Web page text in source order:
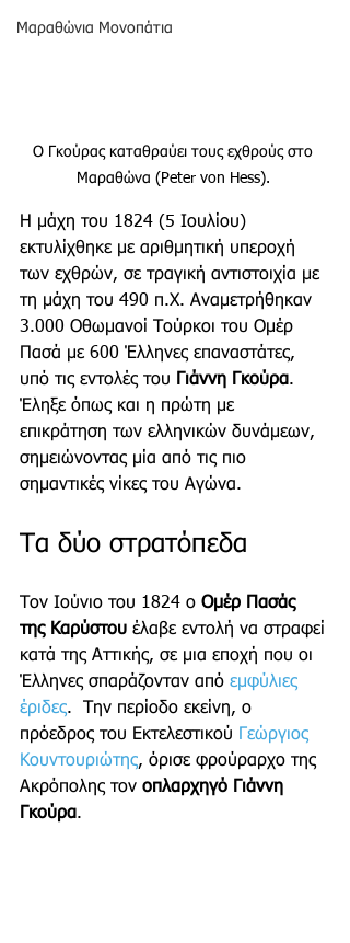
Μαραθώνια Μονοπάτια
Ο Γκούρας καταθραύει τους εχθρούς στο
Μαραθώνα (Peter von Hess).
Η μάχη του 1824 (5 Ιουλίου)
εκτυλίχθηκε με αριθμητική υπεροχή
των εχθρών, σε τραγική αντιστοιχία με
τη μάχη του 490 π.Χ. Αναμετρήθηκαν
3.000 Οθωμανοί Τούρκοι του Ομέρ
Πασά με 600 Έλληνες επαναστάτες,
υπό τις εντολές του Γιάννη Γκούρα.
Έληξε όπως και η πρώτη με
επικράτηση των ελληνικών δυνάμεων,
σημειώνοντας μία από τις πιο
σημαντικές νίκες του Αγώνα.
Τα δύο στρατόπεδα
Τον Ιούνιο του 1824 ο Ομέρ Πασάς
της Καρύστου έλαβε εντολή να στραφεί
κατά της Αττικής, σε μια εποχή που οι
Έλληνες σπαράζονταν από εμφύλιες
έριδες.  Την περίοδο εκείνη, ο
πρόεδρος του Εκτελεστικού Γεώργιος
Κουντουριώτης, όρισε φρούραρχο της
Ακρόπολης τον οπλαρχηγό Γιάννη
Γκούρα.